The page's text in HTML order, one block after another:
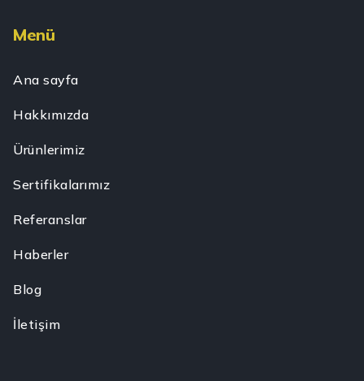
Menü
Ana sayfa
Hakkımızda
Ürünlerimiz
Sertifikalarımız
Referanslar
Haberler
Blog
İletişim